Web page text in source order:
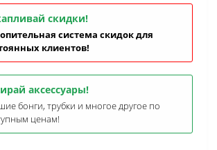
скидки!
система скидок для
клиентов!
аксессуары!
бонги, трубки и многое другое по
ценам!